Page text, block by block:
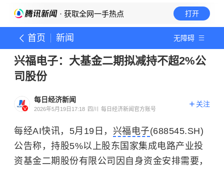
· 获取全网一手热点 打开
首页 新闻 无障碍
兴福电子：大基金二期拟减持不超2%公
司股份
每日经济新闻
2026年5月19日17:18 四川 每日经济新闻官方账号
关注
每经AI快讯，5月19日， 兴福电子(688545.SH)
公告称，持股5%以上股东国家集成电路产业投
资基金二期股份有限公司因自身资金安排需要，